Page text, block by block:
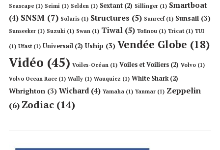
Seascape (1) Seimi (1) Selden (1) Sextant (2) Sillinger (1) Smartboat
(4) SNSM (7) Solaris (1) Structures (5) Sunreef(1) Sunsail (3)
Sunseeker (1) Suzuki (1) Swan (1) Tiwal (5) Tofinou (1) Tricat(1) TUI
(1) Ufast(1) Universail (2) Uship (3) Vendée Globe (18)
Vidéo (45) Voiles-Océan (1) Voiles et Voiliers (2) Volvo (1)
Volvo Ocean Race (1) Wally (1) Wauquiez (1) White Shark(2)
Whrighton (3) Wichard(4) Yamaha (1) Yanmar (1) Zeppelin
(6) Zodiac (14)